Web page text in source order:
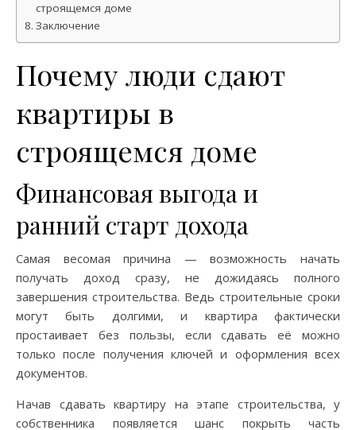
строящемся доме
Заключение
Почему люди сдают
квартиры в
строящемся доме
Финансовая выгода и
ранний старт дохода
Самая весомая причина — возможность начать
получать доход сразу, не дожидаясь полного
завершения строительства. Ведь строительные сроки
могут быть долгими, и квартира фактически
простаивает без пользы, если сдавать её можно
только после получения ключей и оформления всех
документов.
Начав сдавать квартиру на этапе строительства, у
собственника появляется шанс покрыть часть